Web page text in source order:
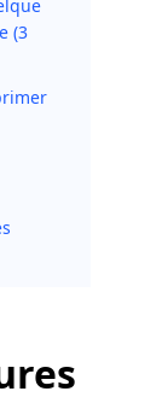
(3